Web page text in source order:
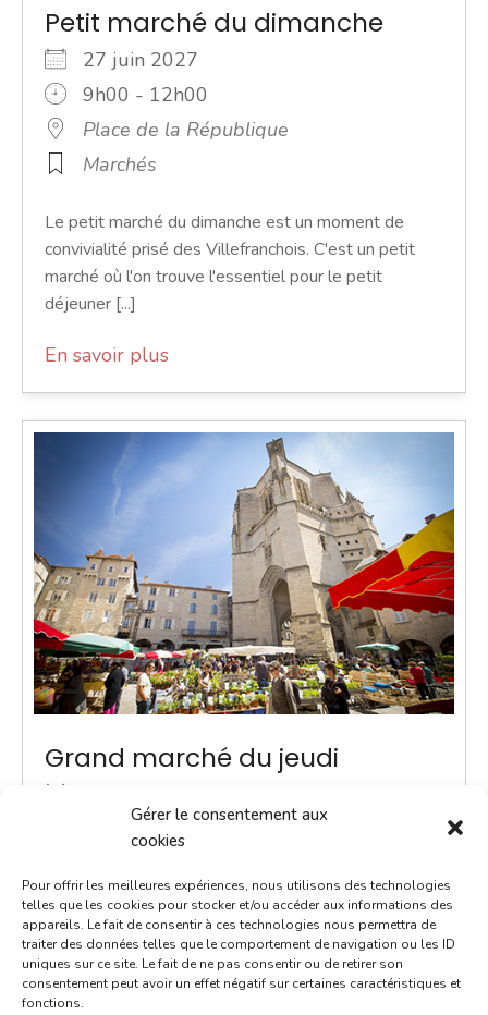
Gérer le consentement aux
cookies
Pour offrir les meilleures expériences, nous utilisons des technologies
telles que les cookies pour stocker et/ou accéder aux informations des
appareils. Le fait de consentir à ces technologies nous permettra de
traiter des données telles que le comportement de navigation ou les ID
uniques sur ce site. Le fait de ne pas consentir ou de retirer son
consentement peut avoir un effet négatif sur certaines caractéristiques et
fonctions.
Petit marché du dimanche
27 juin 2027
9h00 - 12h00
Place de la République
Marchés
Le petit marché du dimanche est un moment de
convivialité prisé des Villefranchois. C'est un petit
marché où l'on trouve l'essentiel pour le petit
déjeuner [...]
En savoir plus
Grand marché du jeudi
8h00 - 13h00
Marchés
ACTUALITÉ - Une navette Bastibus gratuite pour le
marché Chaque jeudi jusqu’à septembre, une navette